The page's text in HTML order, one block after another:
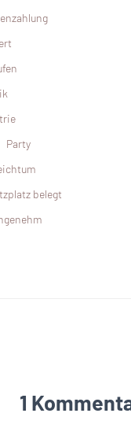
Party
belegt
1